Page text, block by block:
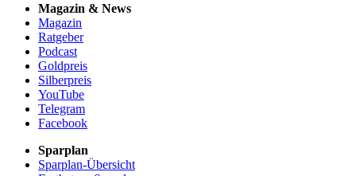
Magazin & News
Magazin
Ratgeber
Podcast
Goldpreis
Silberpreis
YouTube
Telegram
Facebook
Sparplan
Sparplan-Übersicht